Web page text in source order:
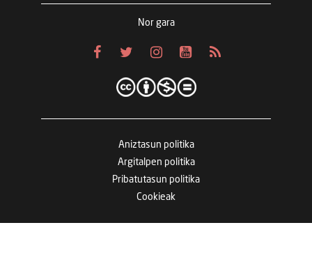
Nor gara
Aniztasun politika
Argitalpen politika
Pribatutasun politika
Cookieak